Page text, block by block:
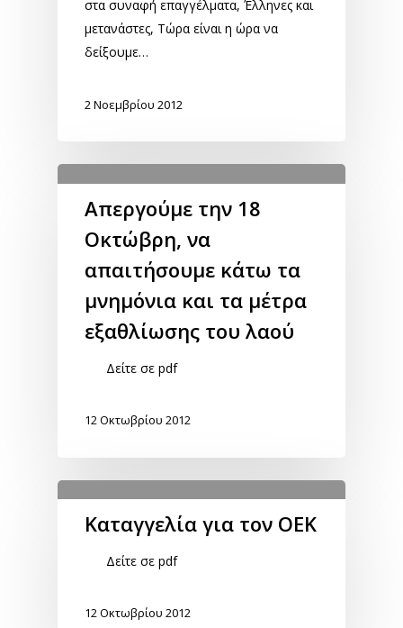
στα συναφή επαγγέλματα, Έλληνες και
μετανάστες, Τώρα είναι η ώρα να
δείξουμε…
2 Νοεμβρίου 2012
Απεργούμε την 18
Οκτώβρη, να
απαιτήσουμε κάτω τα
μνημόνια και τα μέτρα
εξαθλίωσης του λαού
Δείτε σε pdf
12 Οκτωβρίου 2012
Καταγγελία για τον ΟΕΚ
Δείτε σε pdf
12 Οκτωβρίου 2012